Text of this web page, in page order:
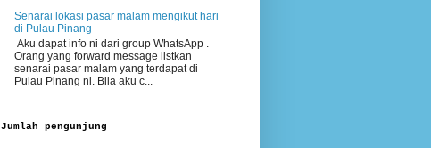
Senarai lokasi pasar malam mengikut hari
di Pulau Pinang
Aku dapat info ni dari group WhatsApp .
Orang yang forward message listkan
senarai pasar malam yang terdapat di
Pulau Pinang ni. Bila aku c...
Jumlah pengunjung